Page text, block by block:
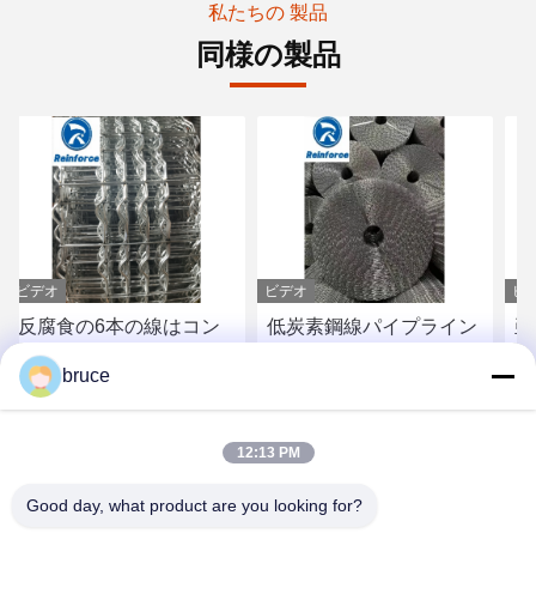
私たちの 製品
同様の製品
の線はコン
イプライン
される網を
わせます
格を入手
ビデオ
低炭素鋼線パイプライン
最高の価格を入手
ビデオ
亜鉛メッキパ
ュ 埋設パイプ
化溶接メッシ
最高の価
bruce
12:13 PM
Good day, what product are you looking for?